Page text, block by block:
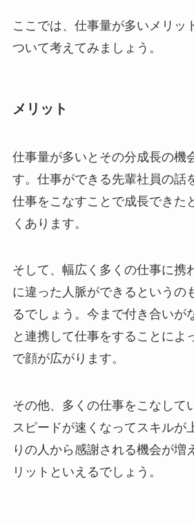
ここでは、仕事量が多いメリッ
ついて考えてみましょう。
メリット
仕事量が多いとその分成長の機
す。仕事ができる先輩社員の話
仕事をこなすことで成長できた
くあります。
そして、幅広く多くの仕事に携
に違った人脈ができるというの
るでしょう。今まで付き合いが
と連携して仕事をすることによ
で顔が広がります。
その他、多くの仕事をこなして
スピードが速くなってスキルが
りの人から感謝される機会が増
リットといえるでしょう。